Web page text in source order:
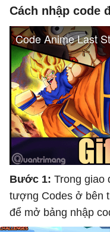
Cách nhập code
Bước 1: Trong giao
tượng Codes ở bên
để mở bảng nhập